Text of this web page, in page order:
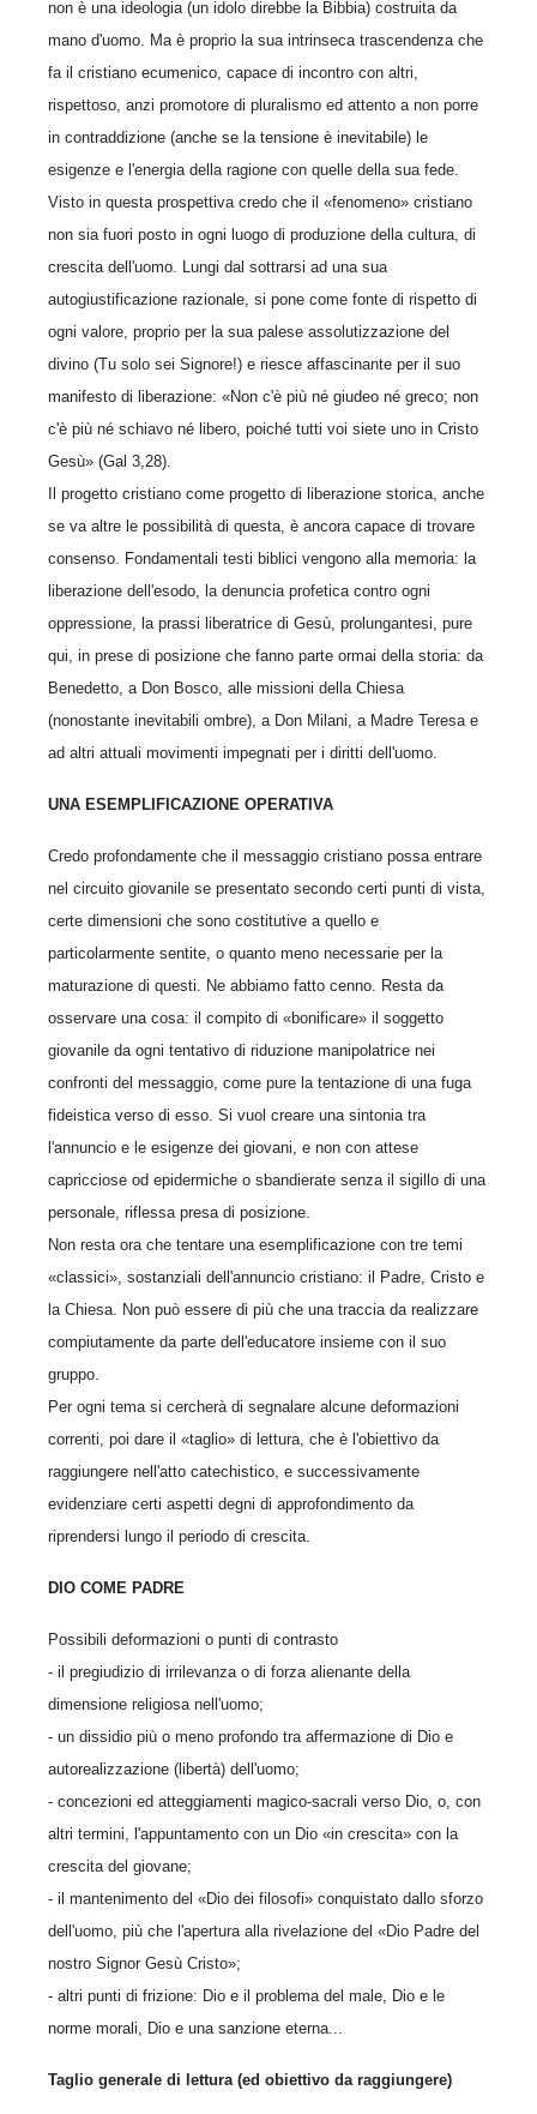
non è una ideologia (un idolo direbbe la Bibbia) costruita da
mano d'uomo. Ma è proprio la sua intrinseca trascendenza che
fa il cristiano ecumenico, capace di incontro con altri,
rispettoso, anzi promotore di pluralismo ed attento a non porre
in contraddizione (anche se la tensione è inevitabile) le
esigenze e l'energia della ragione con quelle della sua fede.
Visto in questa prospettiva credo che il «fenomeno» cristiano
non sia fuori posto in ogni luogo di produzione della cultura, di
crescita dell'uomo. Lungi dal sottrarsi ad una sua
autogiustificazione razionale, si pone come fonte di rispetto di
ogni valore, proprio per la sua palese assolutizzazione del
divino (Tu solo sei Signore!) e riesce affasci­nante per il suo
manifesto di liberazione: «Non c'è più né giudeo né greco; non
c'è più né schia­vo né libero, poiché tutti voi siete uno in Cristo
Gesù» (Gal 3,28).
Il progetto cristiano come progetto di libera­zione storica, anche
se va altre le possibilità di questa, è ancora capace di trovare
consenso. Fon­damentali testi biblici vengono alla memoria: la
liberazione dell'esodo, la denuncia profetica con­tro ogni
oppressione, la prassi liberatrice di Gesù, prolungantesi, pure
qui, in prese di posizio­ne che fanno parte ormai della storia: da
Be­nedetto, a Don Bosco, alle missioni della Chiesa
(nonostante inevitabili ombre), a Don Milani, a Madre Teresa e
ad altri attuali movimenti im­pegnati per i diritti dell'uomo.
UNA ESEMPLIFICAZIONE OPERATIVA
Credo profondamente che il messaggio cristiano possa entrare
nel circuito giovanile se presentato secondo certi punti di vista,
certe dimensioni che sono costitutive a quello e
particolarmente sentite, o quanto meno necessarie per la
matura­zione di questi. Ne abbiamo fatto cenno. Resta da
osservare una cosa: il compito di «bonifi­care» il soggetto
giovanile da ogni tentativo di riduzione manipolatrice nei
confronti del mes­saggio, come pure la tentazione di una fuga
fideistica verso di esso. Si vuol creare una sin­tonia tra
l'annuncio e le esigenze dei giovani, e non con attese
capricciose od epidermiche o sbandierate senza il sigillo di una
personale, riflessa presa di posizione.
Non resta ora che tentare una esemplificazione con tre temi
«classici», sostanziali dell'annun­cio cristiano: il Padre, Cristo e
la Chiesa. Non può essere di più che una traccia da realizzare
compiutamente da parte dell'educatore insieme con il suo
gruppo.
Per ogni tema si cercherà di segnalare alcune deformazioni
correnti, poi dare il «taglio» di lettura, che è l'obiettivo da
raggiungere nell'atto catechistico, e successivamente
evidenziare certi aspetti degni di approfondimento da
riprendersi lungo il periodo di crescita.
DIO COME PADRE
Possibili deformazioni o punti di contrasto
- il pregiudizio di irrilevanza o di forza alienante della
dimensione religiosa nell'uomo;
- un dissidio più o meno profondo tra affer­mazione di Dio e
autorealizzazione (libertà) dell'uomo;
- concezioni ed atteggiamenti magico-sacrali verso Dio, o, con
altri termini, l'appuntamento con un Dio «in crescita» con la
crescita del giovane;
- il mantenimento del «Dio dei filosofi» con­quistato dallo sforzo
dell'uomo, più che l'aper­tura alla rivelazione del «Dio Padre del
nostro Signor Gesù Cristo»;
- altri punti di frizione: Dio e il problema del male, Dio e le
norme morali, Dio e una san­zione eterna...
Taglio generale di lettura (ed obiettivo da raggiungere)